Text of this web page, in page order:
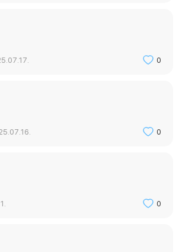
리적 상식을 다시 쓴 그들의 이야기
9인의 노벨물리학상 수상자들은 연구를 통해 우주
자가 되었다. 칼 위먼은 가설로만 존재하던 제4의
수상자가 되었다. 프랭크 윌첵은 대학원생 때 쿼크
알아냈고 무려 31년 후인 2004년 마침내 수상했
고 있다는 것을 발견해 2011년 불과 마흔한 살에
홀데인은 위상 상전이와 위상물질을 이론적으로 발
벨물리학상을 수상했다. 배리 배리시와 라이너 바
2020년 노벨물리학상을 수상했다. 이 책은 그들의
0
0
0